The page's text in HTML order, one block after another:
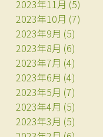
2023年11月 (5)
2023年10月 (7)
2023年9月 (5)
2023年8月 (6)
2023年7月 (4)
2023年6月 (4)
2023年5月 (7)
2023年4月 (5)
2023年3月 (5)